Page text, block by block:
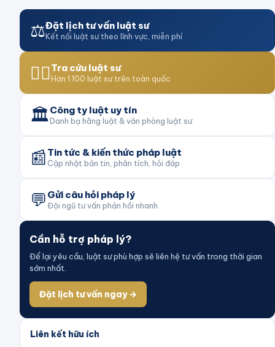
⚖️Đặt lịch tư vấn luật sư
Kết nối luật sư theo lĩnh vực, miễn phí
👨‍⚖️Tra cứu luật sư
Hơn 1.100 luật sư trên toàn quốc
🏛️Công ty luật uy tín
Danh bạ hãng luật & văn phòng luật sư
📰 Tin tức & kiến thức pháp luật
Cập nhật bản tin, phân tích, hỏi đáp
💬 Gửi câu hỏi pháp lý
Đội ngũ tư vấn phản hồi nhanh
Cần hỗ trợ pháp lý?
Để lại yêu cầu, luật sư phù hợp sẽ liên hệ tư vấn trong thời gian
sớm nhất.
Đặt lịch tư vấn ngay →
Liên kết hữu ích